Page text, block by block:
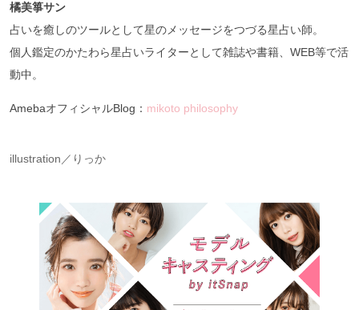
橘美箏サン
占いを癒しのツールとして星のメッセージをつづる星占い師。
個人鑑定のかたわら星占いライターとして雑誌や書籍、WEB等で活
動中。
AmebaオフィシャルBlog： mikoto philosophy
illustration／りっか